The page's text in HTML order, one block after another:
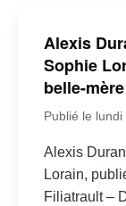
Alexis
Sophie
belle-
Publié le
Alexis
Lorain,
Filiatrault –